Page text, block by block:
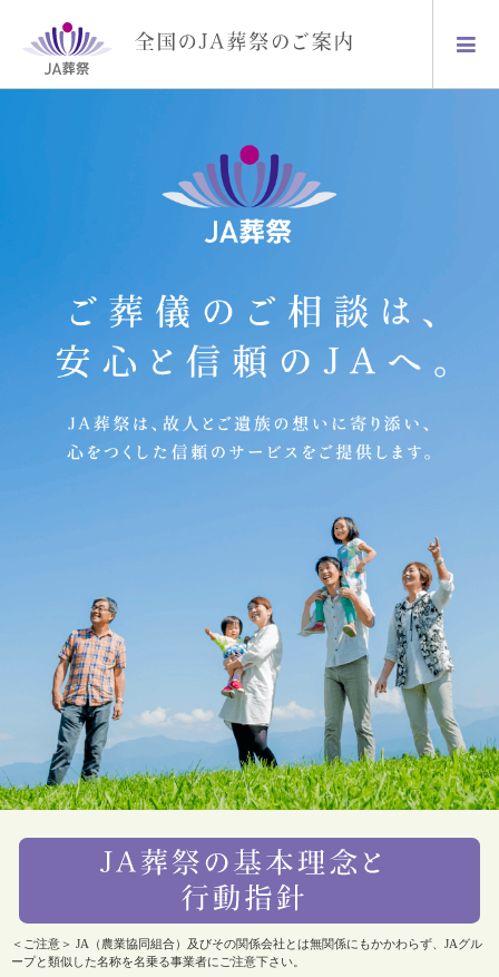
＜ご注意＞ JA（農業協同組合）及びその関係会社とは無関係にもかかわらず、JAグル
ープと類似した名称を名乗る事業者にご注意下さい。